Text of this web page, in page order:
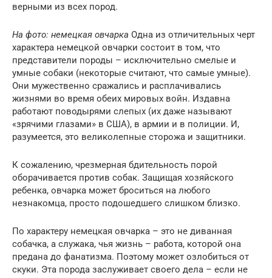
верными из всех пород.
На фото: немецкая овчарка Одна из отличительных черт
характера немецкой овчарки состоит в том, что
представители породы – исключительно смелые и
умные собаки (некоторые считают, что самые умные).
Они мужественно сражались и расплачивались
жизнями во время обеих мировых войн. Издавна
работают поводырями слепых (их даже называют
«зрячими глазами» в США), в армии и в полиции. И,
разумеется, это великолепные сторожа и защитники.
К сожалению, чрезмерная бдительность порой
оборачивается против собак. Защищая хозяйского
ребенка, овчарка может броситься на любого
незнакомца, просто подошедшего слишком близко.
По характеру немецкая овчарка – это не диванная
собачка, а служака, чья жизнь – работа, которой она
предана до фанатизма. Поэтому может озлобиться от
скуки. Эта порода заслуживает своего дела – если не